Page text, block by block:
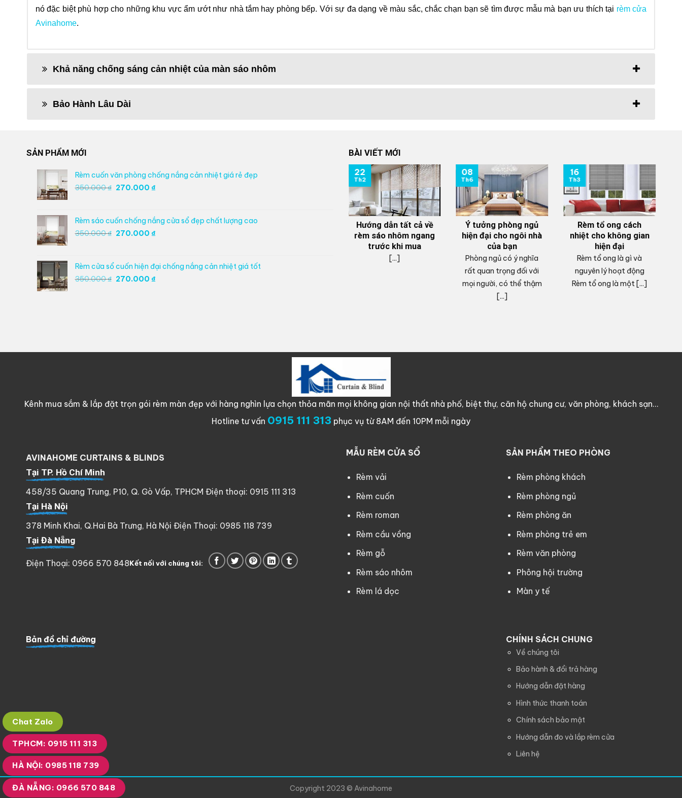
nó đặc biệt phù hợp cho những khu vực ẩm ướt như nhà tắm hay phòng bếp. Với sự đa dạng về màu sắc, chắc chạn bạn sẽ tìm được mẫu mà bạn ưu thích tại rèm cửa
Avinahome.
Khả năng chống sáng cản nhiệt của màn sáo nhôm
Bảo Hành Lâu Dài
SẢN PHẨM MỚI
Rèm cuốn văn phòng chống nắng cản nhiệt giá rẻ đẹp
350.000₫ Giá
350.000 ₫.
270.000 ₫Giá
là:
270.000 ₫.
Rèm sáo cuốn chống nắng cửa sổ đẹp chất lượng cao
350.000₫ Giá
350.000 ₫.
270.000 ₫Giá
là:
270.000 ₫.
Rèm cửa sổ cuốn hiện đại chống nắng cản nhiệt giá tốt
350.000₫ Giá
270.000 ₫Giá
BÀI VIẾT MỚI
Hướng dẫn tất cả về
rèm sáo nhôm ngang
trước khi mua
[...]
22
Th2
Ý tưởng phòng ngủ
hiện đại cho ngôi nhà
của bạn
Phòng ngủ có ý nghĩa
rất quan trọng đối với
mọi người, có thể thậm
[...]
08
Th6
Rèm tổ ong cách
nhiệt cho không gian
hiện đại
Rèm tổ ong là gì và
nguyên lý hoạt động
Rèm tổ ong là một [...]
16
Th3
Kênh mua sắm & lắp đặt trọn gói rèm màn đẹp với hàng nghìn lựa chọn thỏa mãn mọi không gian nội thất nhà phố, biệt thự, căn hộ chung cư, văn phòng, khách sạn…
Hotline tư vấn 0915 111 313 phục vụ từ 8AM đến 10PM mỗi ngày
AVINAHOME CURTAINS & BLINDS
Tại TP. Hồ Chí Minh
458/35 Quang Trung, P10, Q. Gò Vấp, TPHCM Điện thoại: 0915 111 313
Tại Hà Nội
378 Minh Khai, Q.Hai Bà Trưng, Hà Nội Điện Thoại: 0985 118 739
Tại Đà Nẵng
Điện Thoại: 0966 570 848Kết nối với chúng tôi:
MẪU RÈM CỬA SỔ
Rèm vải
Rèm cuốn
Rèm roman
Rèm cầu vồng
Rèm gỗ
Rèm sáo nhôm
Rèm lá dọc
SẢN PHẨM THEO PHÒNG
Rèm phòng khách
Rèm phòng ngủ
Rèm phòng ăn
Rèm phòng trẻ em
Rèm văn phòng
Phông hội trường
Màn y tế
Bản đồ chỉ đường CHÍNH SÁCH CHUNG
Về chúng tôi
Bảo hành & đổi trả hàng
Hướng dẫn đặt hàng
Hình thức thanh toán
Chính sách bảo mật
Hướng dẫn đo và lắp rèm cửa
Liên hệ
Copyright 2023 © Avinahome
Chat Zalo
TPHCM: 0915 111 313
HÀ NỘI: 0985 118 739
ĐÀ NẴNG: 0966 570 848